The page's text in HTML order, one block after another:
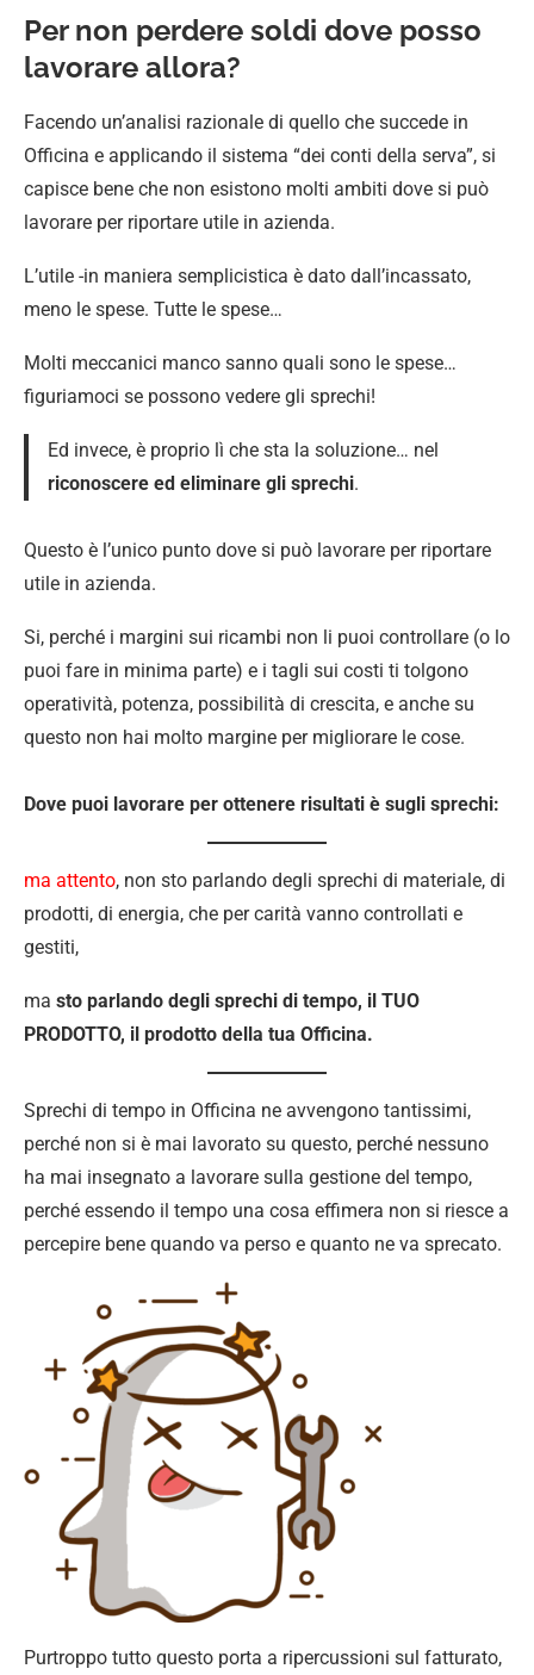
Per non perdere soldi dove posso
lavorare allora?
Facendo un’analisi razionale di quello che succede in
Officina e applicando il sistema “dei conti della serva”, si
capisce bene che non esistono molti ambiti dove si può
lavorare per riportare utile in azienda.
L’utile -in maniera semplicistica è dato dall’incassato,
meno le spese. Tutte le spese…
Molti meccanici manco sanno quali sono le spese…
figuriamoci se possono vedere gli sprechi!
Ed invece, è proprio lì che sta la soluzione… nel
riconoscere ed eliminare gli sprechi.
Questo è l’unico punto dove si può lavorare per riportare
utile in azienda.
Si, perché i margini sui ricambi non li puoi controllare (o lo
puoi fare in minima parte) e i tagli sui costi ti tolgono
operatività, potenza, possibilità di crescita, e anche su
questo non hai molto margine per migliorare le cose.
Dove puoi lavorare per ottenere risultati è sugli sprechi:
ma attento, non sto parlando degli sprechi di materiale, di
prodotti, di energia, che per carità vanno controllati e
gestiti,
ma sto parlando degli sprechi di tempo, il TUO
PRODOTTO, il prodotto della tua Officina.
Sprechi di tempo in Officina ne avvengono tantissimi,
perché non si è mai lavorato su questo, perché nessuno
ha mai insegnato a lavorare sulla gestione del tempo,
perché essendo il tempo una cosa effimera non si riesce a
percepire bene quando va perso e quanto ne va sprecato.
Purtroppo tutto questo porta a ripercussioni sul fatturato,